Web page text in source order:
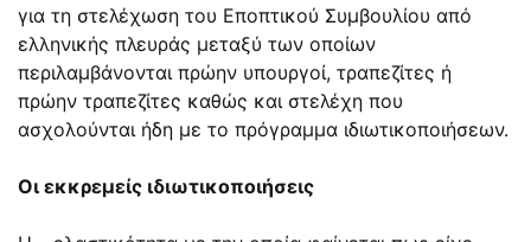
για τη στελέχωση του Εποπτικού Συμβουλίου από
ελληνικής πλευράς μεταξύ των οποίων
περιλαμβάνονται πρώην υπουργοί, τραπεζίτες ή
πρώην τραπεζίτες καθώς και στελέχη που
ασχολούνται ήδη με το πρόγραμμα ιδιωτικοποιήσεων.
Οι εκκρεμείς ιδιωτικοποιήσεις